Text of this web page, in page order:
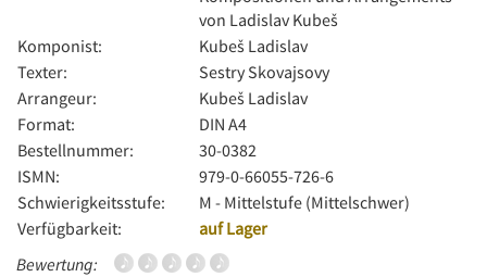
von Ladislav Kubeš
Komponist:
Kubeš Ladislav
Texter:
Sestry Skovajsovy
Arrangeur:
Kubeš Ladislav
Format:
DIN A4
Bestellnummer:
30-0382
ISMN:
979-0-66055-726-6
Schwierigkeitsstufe:
M - Mittelstufe (Mittelschwer)
Verfügbarkeit:
auf Lager
Bewertung: